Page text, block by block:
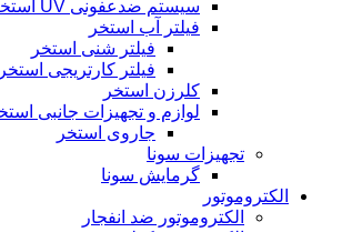
سیستم ضدعفونی UV استخر
فیلتر آب استخر
فیلتر شنی استخر
فیلتر کارتریجی استخر
کلرزن استخر
لوازم و تجهیزات جانبی
جاروی استخر
تجهیزات سونا
گرمایش سونا
الکتروموتور
الکتروموتور ضد انفجار